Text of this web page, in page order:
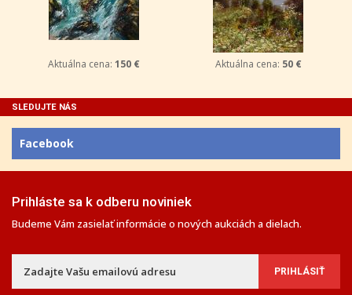
Aktuálna cena: 150 € Aktuálna cena: 50 €
SLEDUJTE NÁS
Facebook
Prihláste sa k odberu noviniek
Budeme Vám zasielať informácie o nových aukciách a dielach.